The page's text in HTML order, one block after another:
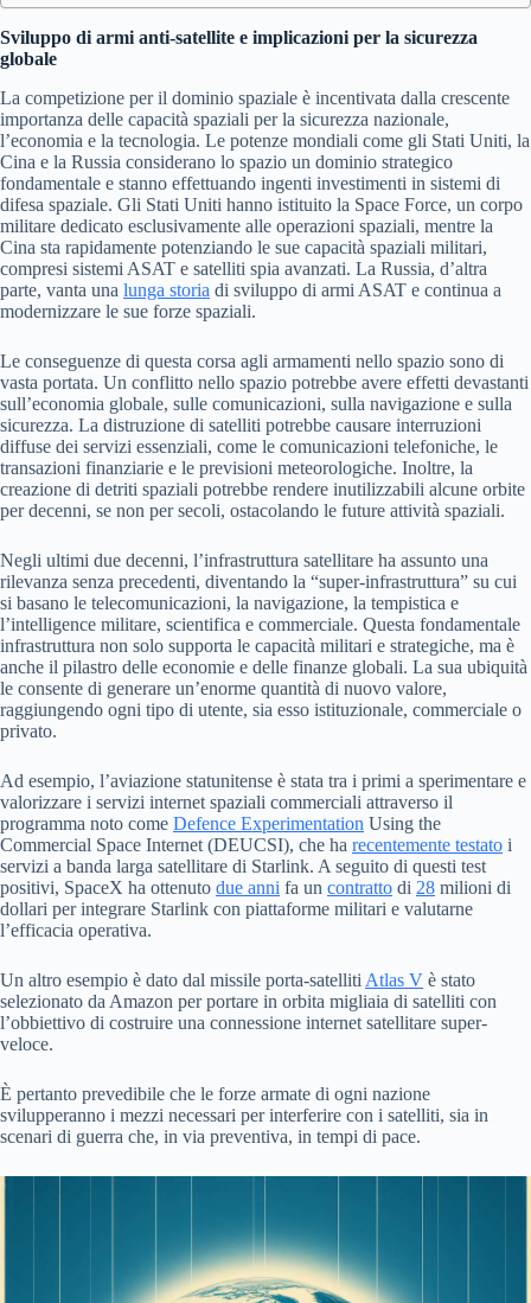
Sviluppo di armi anti-satellite e implicazioni per la sicurezza
globale
La competizione per il dominio spaziale è incentivata dalla crescente
importanza delle capacità spaziali per la sicurezza nazionale,
l’economia e la tecnologia. Le potenze mondiali come gli Stati Uniti, la
Cina e la Russia considerano lo spazio un dominio strategico
fondamentale e stanno effettuando ingenti investimenti in sistemi di
difesa spaziale. Gli Stati Uniti hanno istituito la Space Force, un corpo
militare dedicato esclusivamente alle operazioni spaziali, mentre la
Cina sta rapidamente potenziando le sue capacità spaziali militari,
compresi sistemi ASAT e satelliti spia avanzati. La Russia, d’altra
parte, vanta una lunga storia di sviluppo di armi ASAT e continua a
modernizzare le sue forze spaziali.
Le conseguenze di questa corsa agli armamenti nello spazio sono di
vasta portata. Un conflitto nello spazio potrebbe avere effetti devastanti
sull’economia globale, sulle comunicazioni, sulla navigazione e sulla
sicurezza. La distruzione di satelliti potrebbe causare interruzioni
diffuse dei servizi essenziali, come le comunicazioni telefoniche, le
transazioni finanziarie e le previsioni meteorologiche. Inoltre, la
creazione di detriti spaziali potrebbe rendere inutilizzabili alcune orbite
per decenni, se non per secoli, ostacolando le future attività spaziali.
Negli ultimi due decenni, l’infrastruttura satellitare ha assunto una
rilevanza senza precedenti, diventando la “super-infrastruttura” su cui
si basano le telecomunicazioni, la navigazione, la tempistica e
l’intelligence militare, scientifica e commerciale. Questa fondamentale
infrastruttura non solo supporta le capacità militari e strategiche, ma è
anche il pilastro delle economie e delle finanze globali. La sua ubiquità
le consente di generare un’enorme quantità di nuovo valore,
raggiungendo ogni tipo di utente, sia esso istituzionale, commerciale o
privato.
Ad esempio, l’aviazione statunitense è stata tra i primi a sperimentare e
valorizzare i servizi internet spaziali commerciali attraverso il
programma noto come Defence Experimentation Using the
Commercial Space Internet (DEUCSI), che ha recentemente testato i
servizi a banda larga satellitare di Starlink. A seguito di questi test
positivi, SpaceX ha ottenuto due anni fa un contratto di 28 milioni di
dollari per integrare Starlink con piattaforme militari e valutarne
l’efficacia operativa.
Un altro esempio è dato dal missile porta-satelliti Atlas V è stato
selezionato da Amazon per portare in orbita migliaia di satelliti con
l’obbiettivo di costruire una connessione internet satellitare super-
veloce.
È pertanto prevedibile che le forze armate di ogni nazione
svilupperanno i mezzi necessari per interferire con i satelliti, sia in
scenari di guerra che, in via preventiva, in tempi di pace.